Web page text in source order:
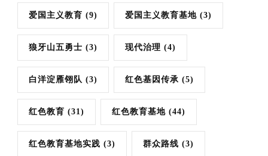
爱国主义教育 (9) 爱国主义教育基地 (3)
狼牙山五勇士 (3) 现代治理 (4)
白洋淀雁翎队 (3) 红色基因传承 (5)
红色教育 (31) 红色教育基地 (44)
红色教育基地实践 (3) 群众路线 (3)